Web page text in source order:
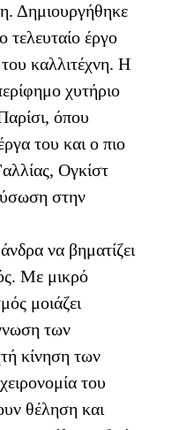
Δημιουργήθηκε
τελευταίο έργο
καλλιτέχνη. Η
χυτήριο
όπου
του και ο πιο
Ογκίστ
στην
να βηματίζει
Με μικρό
μοιάζει
των
κίνηση των
του
θέληση και